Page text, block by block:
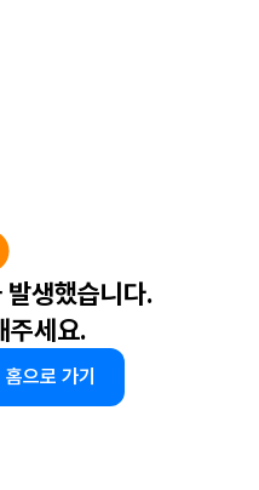
발생했습니다.
주세요.
홈으로 가기